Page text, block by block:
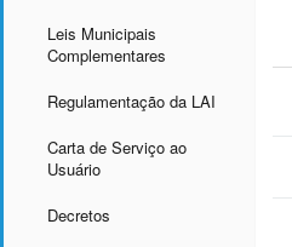
Leis Municipais
Complementares
Regulamentação da LAI
Carta de Serviço ao
Usuário
Decretos